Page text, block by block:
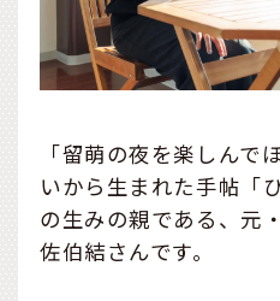
「留萌の夜を楽しんで
いから生まれた手帖「
の生みの親である、元
佐伯結さんです。